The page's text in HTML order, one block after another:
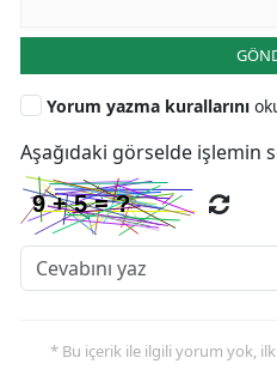
Yorum yazma kurallarını
Aşağıdaki görselde işlemin
* Bu içerik ile ilgili yorum yok,